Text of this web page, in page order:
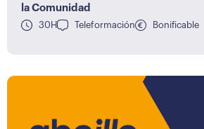
la Comunidad
30H Teleformación Bonificable